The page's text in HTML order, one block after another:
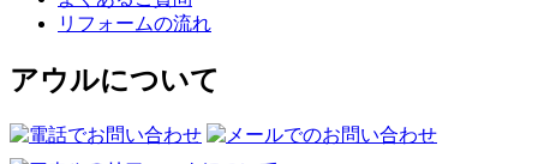
リフォームの流れ
アウルについて